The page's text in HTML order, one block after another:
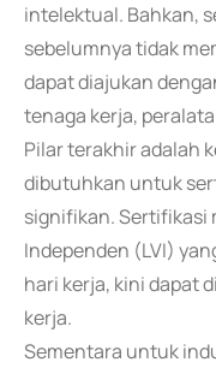
intelektual. Bahkan,
sebelumnya tidak
dapat diajukan
tenaga kerja,
Pilar terakhir adalah
dibutuhkan untuk
signifikan. Sertifikasi
Independen (LVI)
hari kerja, kini dapat
kerja.
Sementara untuk